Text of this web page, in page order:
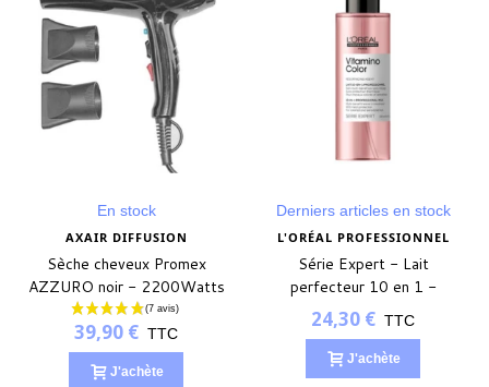
En stock
AXAIR DIFFUSION
Sèche cheveux Promex
AZZURO noir - 2200Watts
39,90 € TTC
J'achète
Derniers articles en stock
L'ORÉAL PROFESSIONNEL
Série Expert - Lait
perfecteur 10 en 1 -
VITAMINO COLOR
24,30 € TTC
J'achète